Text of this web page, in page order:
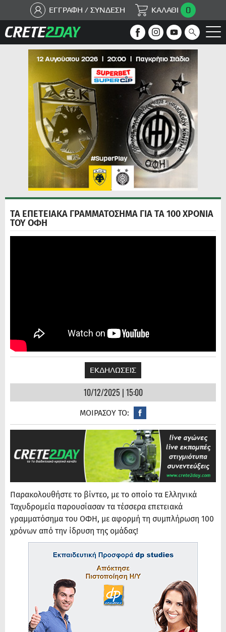
ΕΓΓΡΑΦΗ / ΣΥΝΔΕΣΗ ΚΑΛΑΘΙ 0
ΤΑ ΕΠΕΤΕΙΑΚΑ ΓΡΑΜΜΑΤΟΣΗΜΑ ΓΙΑ ΤΑ 100 ΧΡΟΝΙΑ
ΤΟΥ ΟΦΗ
ΕΚΔΗΛΩΣΕΙΣ
10/12/2025 | 15:00
ΜΟΙΡΑΣΟΥ ΤΟ:
Παρακολουθήστε το βίντεο, με το οποίο τα Ελληνικά
Ταχυδρομεία παρουσίασαν τα τέσσερα επετειακά
γραμματόσημα του ΟΦΗ, με αφορμή τη συμπλήρωση 100
χρόνων από την ίδρυση της ομάδας!